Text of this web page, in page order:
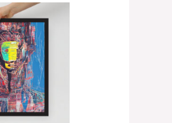
Rango
de
precios:
desde
23,00 €
hasta
42,00 €